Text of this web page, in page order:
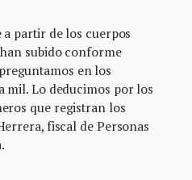
a partir de los cuerpos
subido conforme
en los
mil. Lo deducimos por los
que registran los
fiscal de Personas